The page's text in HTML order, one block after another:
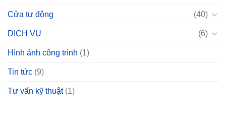
Cửa tự động (40)
DỊCH VỤ (6)
Hình ảnh công trình (1)
Tin tức (9)
Tư vấn kỹ thuật(1)